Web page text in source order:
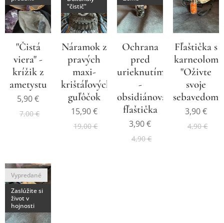
"Čistá
viera" -
krížik z
ametystu
5,90€
7,00€
Náramok z
pravých
maxi-
krištáľových
guľôčok
"čistič"
15,90€
19,00€
Ochrana
pred
urieknutím
-
obsidiánová
fľaštička
3,90€
4,90€
Fľaštička s
karneolom
"Oživte
svoje
3,90€
4,90€
Vypredané
Zaslúžite si
život v
hojnosti